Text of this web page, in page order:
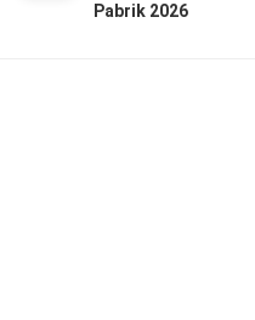
Pabrik 2026